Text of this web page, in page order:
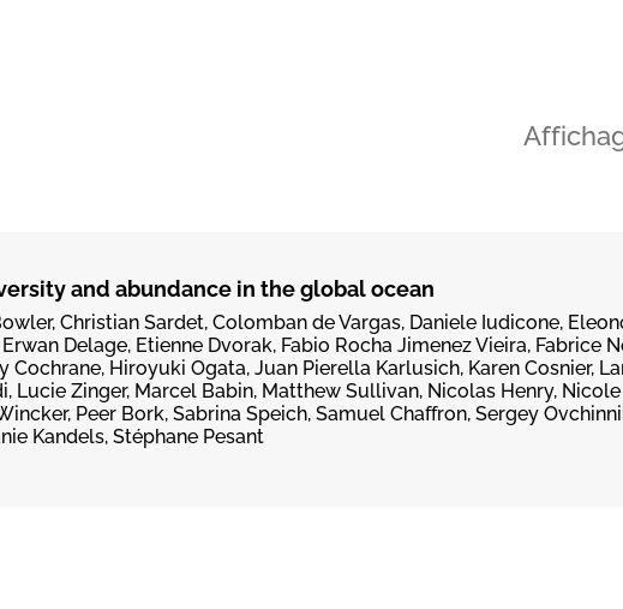
and abundance in the global ocean
Christian Sardet, Colomban de Vargas, Daniele Iudicone,
Delage, Etienne Dvorak, Fabio Rocha Jimenez Vieira, Fabrice
Cochrane, Hiroyuki Ogata, Juan Pierella Karlusich, Karen Cosnier,
Lucie Zinger, Marcel Babin, Matthew Sullivan, Nicolas Henry,
Peer Bork, Sabrina Speich, Samuel Chaffron, Sergey
Kandels, Stéphane Pesant